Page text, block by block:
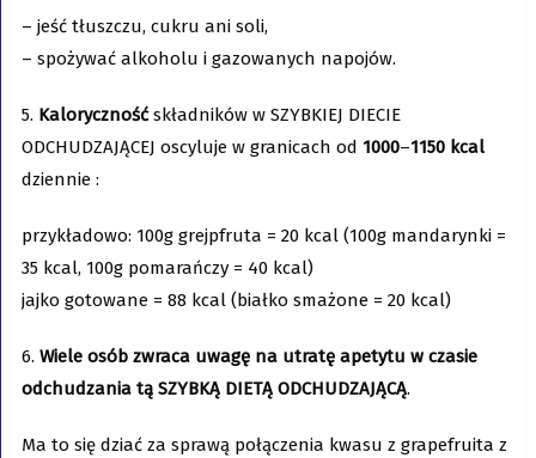
– jeść tłuszczu, cukru ani soli,
– spożywać alkoholu i gazowanych napojów.
5. Kalorycznośćskładników w SZYBKIEJ DIECIE
ODCHUDZAJĄCEJ oscyluje w granicach od 1000–1150 kcal
dziennie :
przykładowo: 100g grejpfruta = 20 kcal (100g mandarynki =
35 kcal, 100g pomarańczy = 40 kcal)
jajko gotowane = 88 kcal (białko smażone = 20 kcal)
6. Wiele osób zwraca uwagę na utratę apetytu w czasie
odchudzania tą SZYBKĄ DIETĄ ODCHUDZAJĄCĄ.
Ma to się dziać za sprawą połączenia kwasu z grapefruita z